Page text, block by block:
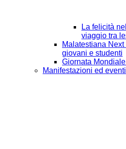
La felicità
viaggio tra
Malatestiana
giovani e studenti
Giornata
Manifestazioni ed